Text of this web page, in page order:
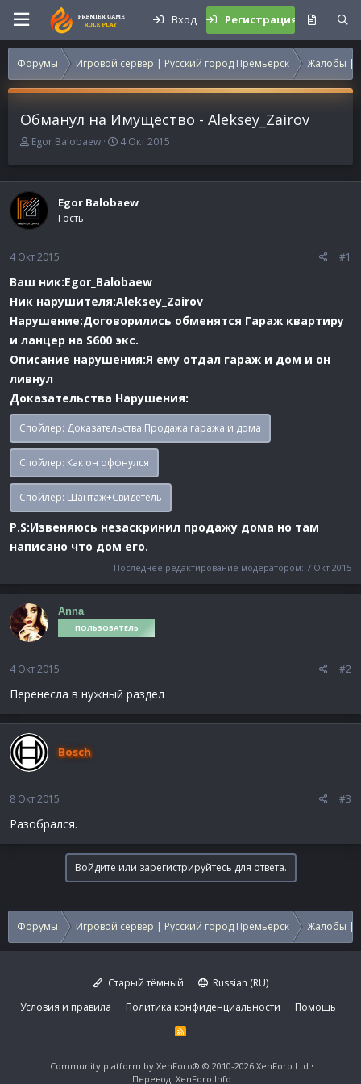
Вход Регистрация
Форумы Игровой сервер | Русский город Премьерск Жалобы |
Обманул на Имущество - Aleksey_Zairov
А
т
о
р
т
е
м
ы
Egor Balobaew
Д
т
а
н
а
4 Окт 2015
Egor Balobaew
Гость
4 Окт 2015 #1
Ваш ник:Egor_Balobaew
Ник нарушителя:Aleksey_Zairov
Нарушение:Договорились обменятся Гараж квартиру
и ланцер на S600 экс.
Описание нарушения:Я ему отдал гараж и дом и он
ливнул
Доказательства Нарушения:
Спойлер: Доказательства:Продажа гаража и дома
Спойлер: Как он оффнулся
Спойлер: Шантаж+Свидетель
P.S:Извеняюсь незаскринил продажу дома но там
написано что дом его.
Последнее редактирование модератором: 7 Окт 2015
Anna
ПОЛЬЗОВАТЕЛЬ
4 Окт 2015 #2
Перенесла в нужный раздел
Bosch
8 Окт 2015 #3
Разобрался.
Войдите или зарегистрируйтесь для ответа.
Форумы Игровой сервер | Русский город Премьерск Жалобы |
Старый тёмный
Russian (RU)
Условия и правила
Политика конфиденциальности Помощь
R
Community platform by XenForo® © 2010-2026 XenForo Ltd
Перевод: XenForo.Info